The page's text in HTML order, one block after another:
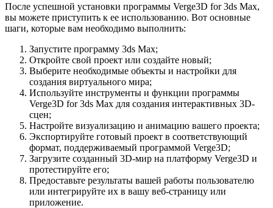
После успешной установки программы Verge3D for 3ds Max,
вы можете приступить к ее использованию. Вот основные
шаги, которые вам необходимо выполнить:
Запустите программу 3ds Max;
Откройте свой проект или создайте новый;
Выберите необходимые объекты и настройки для
создания виртуального мира;
Используйте инструменты и функции программы
Verge3D for 3ds Max для создания интерактивных 3D-
сцен;
Настройте визуализацию и анимацию вашего проекта;
Экспортируйте готовый проект в соответствующий
формат, поддерживаемый программой Verge3D;
Загрузите созданный 3D-мир на платформу Verge3D и
протестируйте его;
Предоставьте результаты вашей работы пользователю
или интегрируйте их в вашу веб-страницу или
приложение.